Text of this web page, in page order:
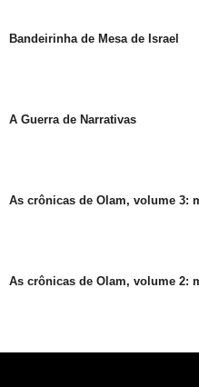
Bandeirinha de Mesa de Israel
A Guerra de Narrativas
As crônicas de Olam, volume 3:
As crônicas de Olam, volume 2: